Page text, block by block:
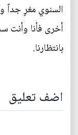
السنوي مغرٍ جداً
أخرى فأنا وأنت
بانتظارنا.
اضف تعليق